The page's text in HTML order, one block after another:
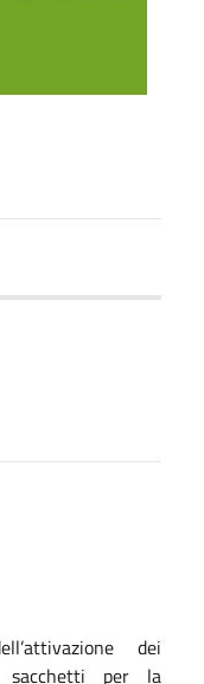
dei
sacchetti per la